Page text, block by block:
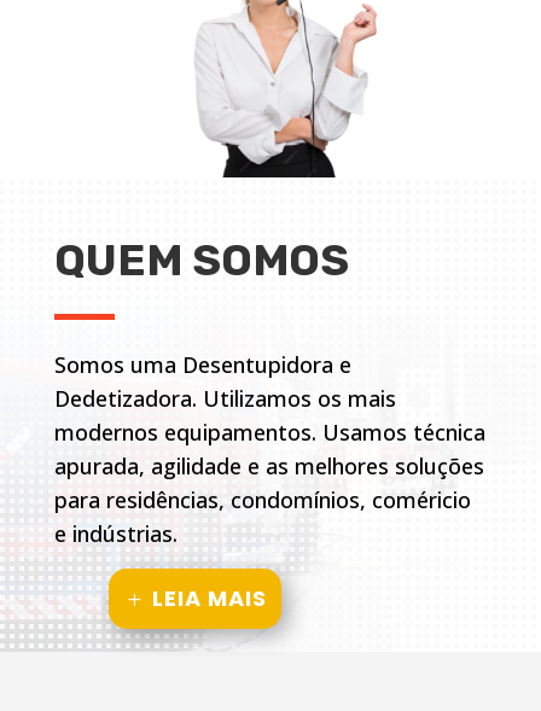
QUEM SOMOS
Somos uma Desentupidora e
Dedetizadora. Utilizamos os mais
modernos equipamentos. Usamos técnica
apurada, agilidade e as melhores soluções
para residências, condomínios, coméricio
e indústrias.
LEIA MAIS